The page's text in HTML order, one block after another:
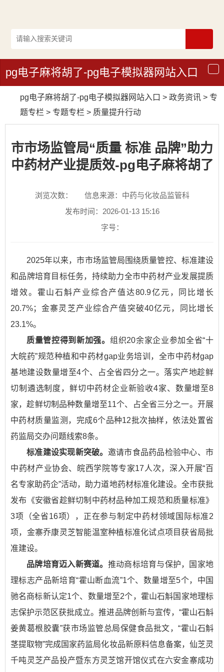
导
航
pg电子麻将胡了-pg电子模拟器网站入口
pg电子麻将胡了-pg电子模拟器网站入口 > 政务资讯 > 专
题专栏 > 专题专栏 > 质量提升行动
市市场监管局“质量 标准 品牌”助力
中药材产业提质效-pg电子麻将胡了
浏览次数：
信息来源：中药与化妆品监管科
发布时间：2026-01-13 15:16
字号：
2025年以来，市市场监管局围绕质量管控、标准建设
和品牌培育目标任务，持续助力全市中药材产业发展提质
增效。霍山石斛产业综合产值达80.9亿元，同比增长
20.7%；金寨灵芝产业综合产值突破40亿元，同比增长
23.1%。
质量管控得到新加强。 组织20余家企业参加全省“十
大皖药”规范种植和中药材gap业务培训，全市中药材gap
基地建设数量增至4个、占全省四分之一。落实产地趁鲜
切制遴选制度，鲜切中药材企业新验收4家、数量增至8
家，趁鲜切制品种数量增至11个、占全省三分之一。开展
中药材质量监测，完成6个品种12批次抽样，依法处置省
药监局交办问题线索8条。
标准建设实现新突破。 邀请市食品药品检验中心、市
中药材产业协会、皖西学院等专家17人次，深入开展“百
名专家助药企”活动，助力道地药材标准化建设。全市获批
发布《安徽省趁鲜切制中药材品种加工规范和质量标准》
3项（全省16项），正在参与制定中药材领域国际标准2
项，金寨乔康灵芝智能温室种植标准化试点项目获省局批
准建设。
品牌培育迈入新赛道。 推动商标培育与保护，国家地
理标志产品新培育“霍山断血流”1个、数量增至5个，中国
驰名商标新认定1个、数量增至2个，霍山石斛国家地理标
志保护示范区获批成立。推进品牌创新与宣传，“霍山石斛
姜黄葛根胶囊”获市场监管总局保健食品批文，“霍山石斛
茎提取物”完成国家药监局化妆品新原料信息备案，仙芝灵
千吨灵芝产品投产暨东方灵芝馆开馆仪式在六安金寨成功